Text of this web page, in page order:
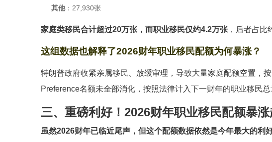
其他：27,930张
家庭类移民合计超过20万张，而职业移民仅约4.2万张 ，后者占比
这组数据也解释了2026财年职业移民配额为何暴涨？
特朗普政府收紧亲属移民、放缓审理，导致大量家庭配额空置，
Preference名额未全部消化，按照法律计入下一财年的职业移民总
三、重磅利好！2026财年职业移民配额暴
虽然2026财年已临近尾声，但这个配额数据依然是今年最大的利